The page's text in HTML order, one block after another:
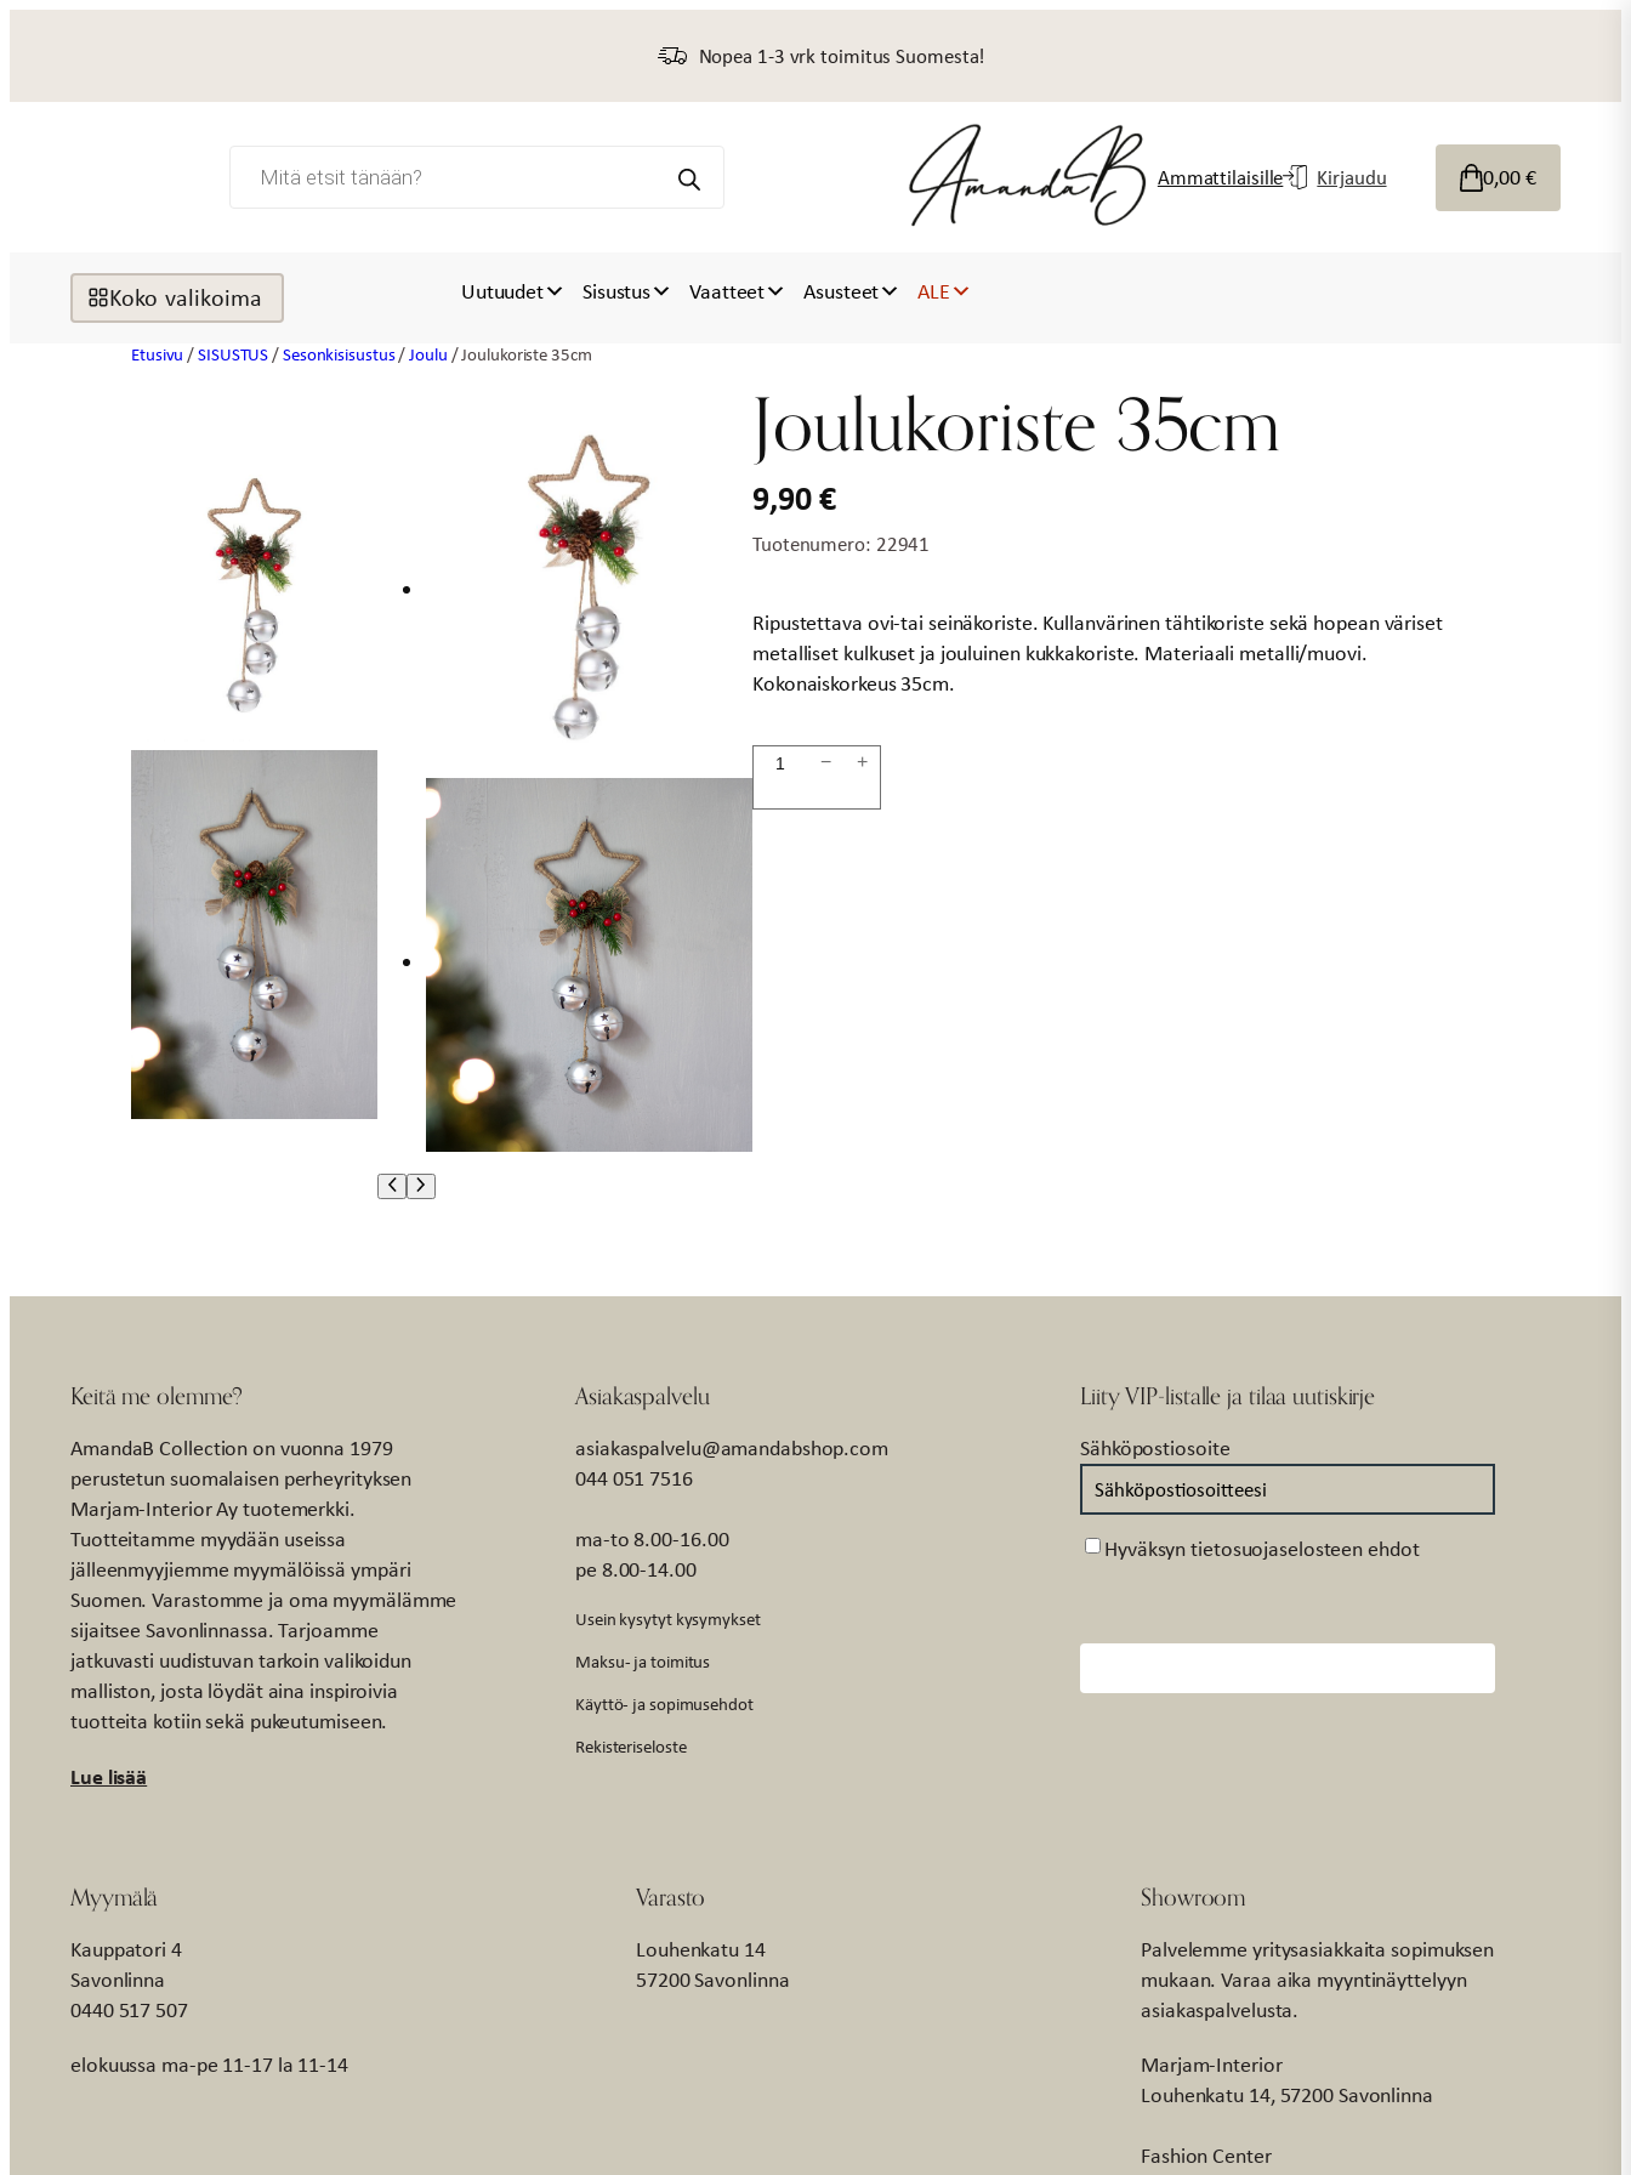
Nopea 1-3 vrk toimitus Suomesta!
search Ammattilaisille Kirjaudu 0,00€
Koko valikoima Uutuudet Sisustus Vaatteet Asusteet ALE
Etusivu /SISUSTUS/Sesonkisisustus/Joulu / Joulukoriste 35cm
Joulukoriste 35cm
9,90€
Tuotenumero: 22941
Ripustettava ovi-tai seinäkoriste. Kullanvärinen tähtikoriste sekä hopean väriset
metalliset kulkuset ja jouluinen kukkakoriste. Materiaali metalli/muovi.
Kokonaiskorkeus 35cm.
Joulukoriste
− +
Keitä me olemme?
AmandaB Collection on vuonna 1979
perustetun suomalaisen perheyrityksen
Marjam-Interior Ay tuotemerkki.
Tuotteitamme myydään useissa
jälleenmyyjiemme myymälöissä ympäri
Suomen. Varastomme ja oma myymälämme
sijaitsee Savonlinnassa. Tarjoamme
jatkuvasti uudistuvan tarkoin valikoidun
malliston, josta löydät aina inspiroivia
tuotteita kotiin sekä pukeutumiseen.
Lue lisää
Asiakaspalvelu
asiakaspalvelu@amandabshop.com
044 051 7516
ma-to 8.00-16.00
pe 8.00-14.00
Usein kysytyt kysymykset
Maksu- ja toimitus
Käyttö- ja sopimusehdot
Rekisteriseloste
Liity VIP-listalle ja tilaa uutiskirje
Sähköpostiosoite
Suostumus
Hyväksyn tietosuojaselosteen ehdot
Myymälä
Kauppatori 4
Savonlinna
0440 517 507
elokuussa ma-pe 11-17 la 11-14
Varasto
Louhenkatu 14
57200 Savonlinna
Showroom
Palvelemme yritysasiakkaita sopimuksen
mukaan. Varaa aika myyntinäyttelyyn
asiakaspalvelusta.
Marjam-Interior
Louhenkatu 14, 57200 Savonlinna
Fashion Center